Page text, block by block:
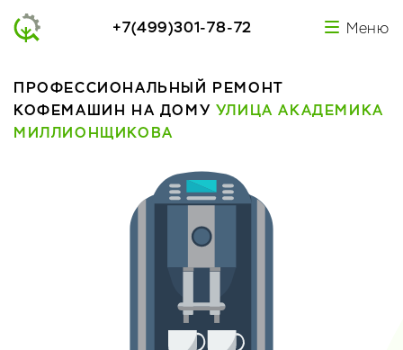
+7(499)301-78-72 Меню
ПРОФЕССИОНАЛЬНЫЙ РЕМОНТ
КОФЕМАШИН НА ДОМУ УЛИЦА АКАДЕМИКА
МИЛЛИОНЩИКОВА